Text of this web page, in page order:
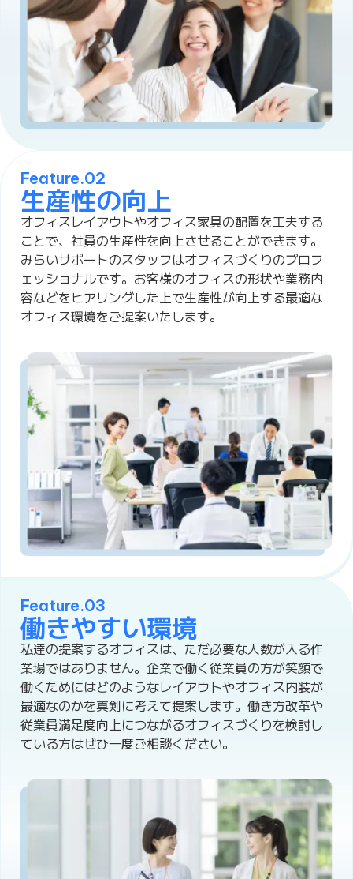
Feature.02
生産性の向上
オフィスレイアウトやオフィス家具の配置を工夫する
ことで、社員の生産性を向上させることができます。
みらいサポートのスタッフはオフィスづくりのプロフ
ェッショナルです。お客様のオフィスの形状や業務内
容などをヒアリングした上で生産性が向上する最適な
オフィス環境をご提案いたします。
Feature.03
働きやすい環境
私達の提案するオフィスは、ただ必要な人数が入る作
業場ではありません。企業で働く従業員の方が笑顔で
働くためにはどのようなレイアウトやオフィス内装が
最適なのかを真剣に考えて提案します。働き方改革や
従業員満足度向上につながるオフィスづくりを検討し
ている方はぜひ一度ご相談ください。